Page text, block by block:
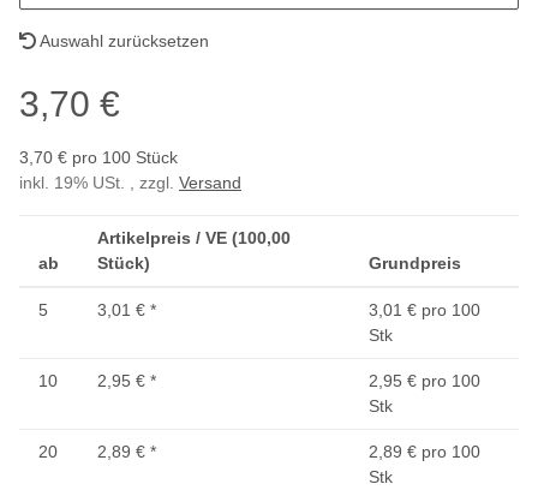
Auswahl zurücksetzen
3,70 €
3,70 € pro 100 Stück
inkl. 19% USt. , zzgl. Versand
ab
Artikelpreis / VE (100,00
Stück)
Grundpreis
5 3,01 € *
3,01 € pro 100
Stk
10 2,95 € *
2,95 € pro 100
Stk
20 2,89 € *
2,89 € pro 100
Stk